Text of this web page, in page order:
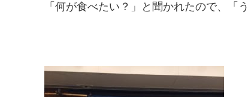
「何が食べたい？」と聞かれたので、「